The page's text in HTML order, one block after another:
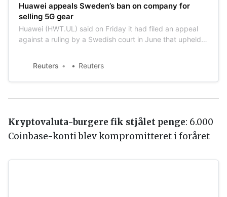
Huawei appeals Sweden’s ban on company for
selling 5G gear
Huawei (HWT.UL) said on Friday it had filed an appeal
against a ruling by a Swedish court in June that upheld a
Reuters Reuters
Kryptovaluta-burgere fik stjålet penge: 6.000
Coinbase-konti blev kompromitteret i foråret